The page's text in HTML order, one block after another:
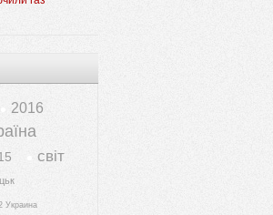
2016
світ
Украина